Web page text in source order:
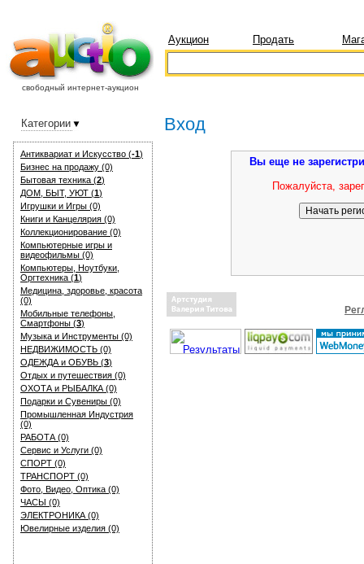
свободный интернет-аукцион
Аукцион Продать
Антиквариат и Искуcство (-1)
Бизнес на продажу (0)
Бытовая техника (2)
ДОМ, БЫТ, УЮТ (1)
Игрушки и Игры (0)
Книги и Канцелярия (0)
Коллекционирование (0)
Компьютерные игры и
видеофильмы (0)
Компьютеры, Ноутбуки,
Оргтехника (1)
Медицина, здоровье, красота
(0)
Мобильные телефоны,
Смартфоны (3)
Музыка и Инструменты (0)
НЕДВИЖИМОСТЬ (0)
ОДЕЖДА и ОБУВЬ (3)
Отдых и путешествия (0)
ОХОТА и РЫБАЛКА (0)
Подарки и Сувениры (0)
Промышленная Индустрия
(0)
РАБОТА (0)
Сервис и Услуги (0)
СПОРТ (0)
ТРАНСПОРТ (0)
Фото, Видео, Оптика (0)
ЧАСЫ (0)
ЭЛЕКТРОНИКА (0)
Ювелирные изделия (0)
Категории Вход
Вы еще не
Пожалуйста,